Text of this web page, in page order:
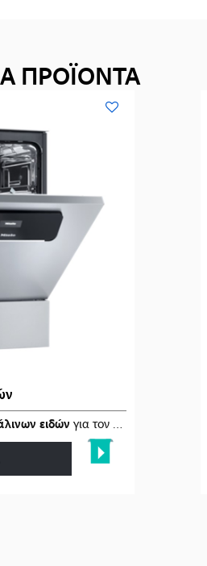
ΠΡΟΪΟΝΤΑ
ειδών για τον